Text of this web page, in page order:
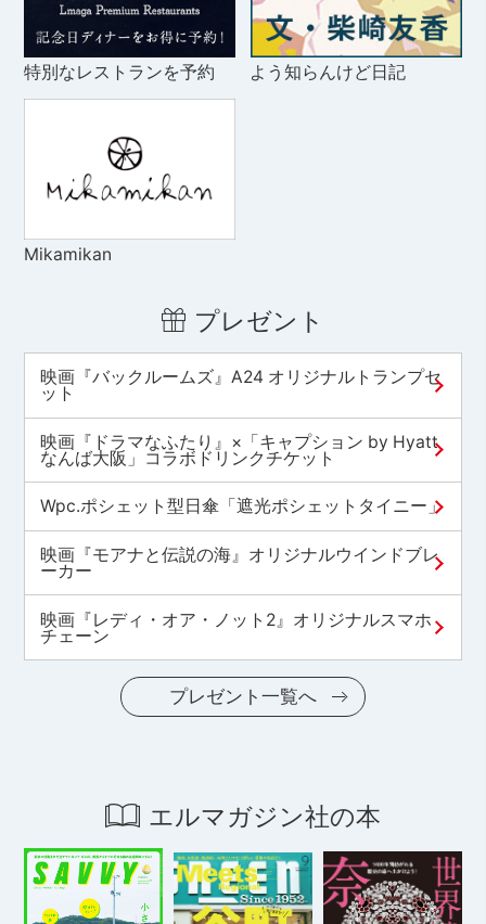
特別なレストランを予約 よう知らんけど日記
Mikamikan
プレゼント
映画『バックルームズ』A24 オリジナルトランプセ
ット
映画『ドラマなふたり』×「キャプション by Hyatt
なんば大阪」コラボドリンクチケット
Wpc.ポシェット型日傘「遮光ポシェットタイニー」
映画『モアナと伝説の海』オリジナルウインドブレ
ーカー
映画『レディ・オア・ノット2』オリジナルスマホ
チェーン
プレゼント一覧へ
エルマガジン社の本